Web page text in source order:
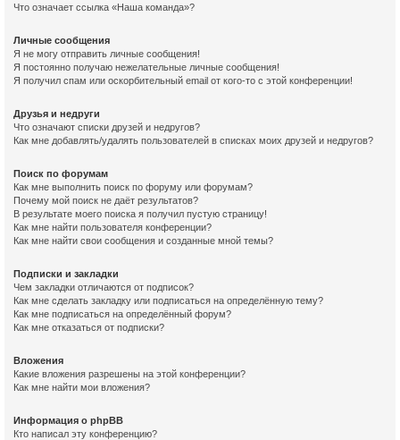
Что означает ссылка «Наша команда»?
Личные сообщения
Я не могу отправить личные сообщения!
Я постоянно получаю нежелательные личные сообщения!
Я получил спам или оскорбительный email от кого-то с этой конференции!
Друзья и недруги
Что означают списки друзей и недругов?
Как мне добавлять/удалять пользователей в списках моих друзей и недругов?
Поиск по форумам
Как мне выполнить поиск по форуму или форумам?
Почему мой поиск не даёт результатов?
В результате моего поиска я получил пустую страницу!
Как мне найти пользователя конференции?
Как мне найти свои сообщения и созданные мной темы?
Подписки и закладки
Чем закладки отличаются от подписок?
Как мне сделать закладку или подписаться на определённую тему?
Как мне подписаться на определённый форум?
Как мне отказаться от подписки?
Вложения
Какие вложения разрешены на этой конференции?
Как мне найти мои вложения?
Информация о phpBB
Кто написал эту конференцию?